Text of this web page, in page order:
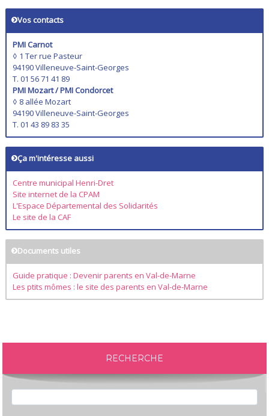
Vos contacts
PMI Carnot
◊ 1 Ter rue Pasteur
94190 Villeneuve-Saint-Georges
T. 01 56 71 41 89
PMI Mozart / PMI Condorcet
◊ 8 allée Mozart
94190 Villeneuve-Saint-Georges
T. 01 43 89 83 35
Ça m'intéresse aussi
Centre municipal Henri-Dret
Site internet de la CPAM
L'Espace Départemental des Solidarités
Le site de la CAF
Documents utiles
Guide pratique : Devenir parents en Val-de-Marne
Les ptits mômes : le site des parents en Val-de-Marne
RECHERCHE